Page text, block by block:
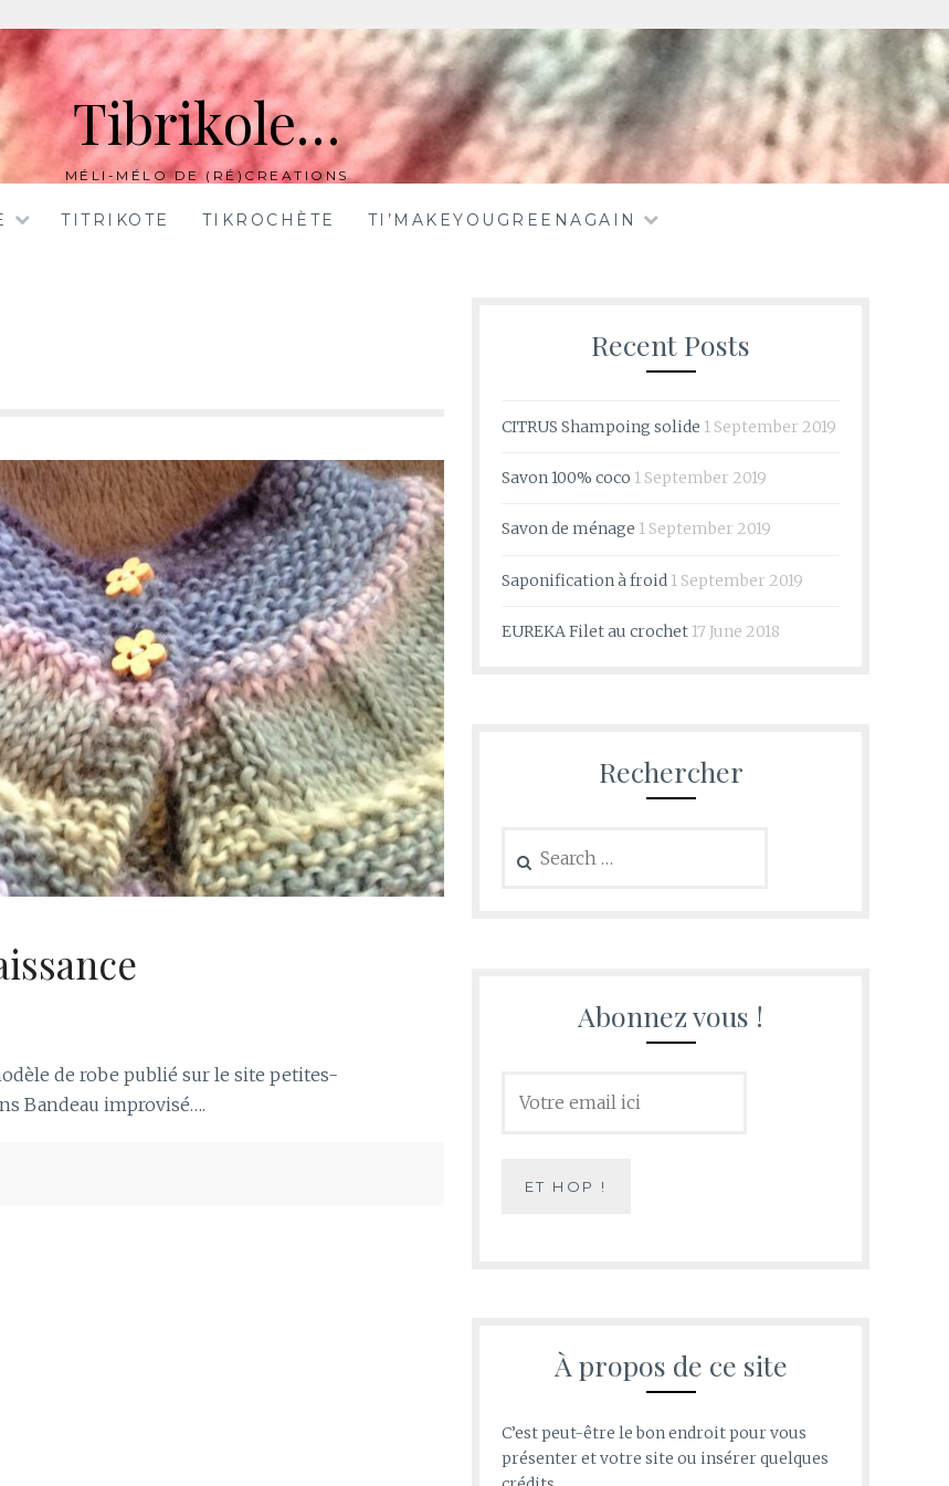
Tibrikole…
MÉLI-MÉLO DE (RÉ)CREATIONS
TITRIKOTE TIKROCHÈTE TI’MAKEYOUGREENAGAIN
de robe publié sur le site petites-
Bandeau improvisé….
Recent Posts
CITRUS Shampoing solide 1 September 2019
Savon 100% coco 1 September 2019
Savon de ménage 1 September 2019
Saponification à froid 1 September 2019
EUREKA Filet au crochet 17 June 2018
Rechercher
for:
Abonnez vous !
À propos de ce site
C’est peut-être le bon endroit pour vous
présenter et votre site ou insérer quelques